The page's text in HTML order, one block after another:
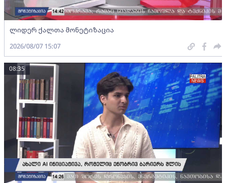
ლიდერ ქალთა მონეტიზაცია
2026/08/07 15:07
08:35